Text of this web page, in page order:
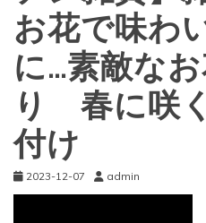
お花で味わ
に…素敵な
り 春に咲
付け
2023-12-07 admin